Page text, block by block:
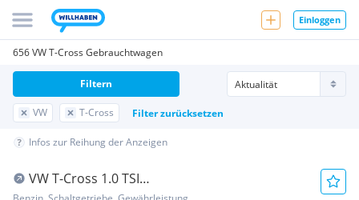
Einloggen
656 VW T-Cross Gebrauchtwagen
VW T-Cross Filter zurücksetzen
Filtern
Infos zur Reihung der Anzeigen
VW T-Cross 1.0 TSI